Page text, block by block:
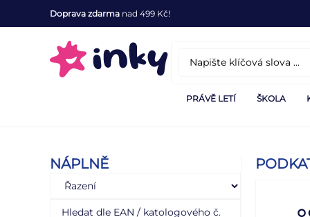
Doprava zdarma nad 499 Kč!
PRÁVĚ LETÍ ŠKOLA
NÁPLNĚ